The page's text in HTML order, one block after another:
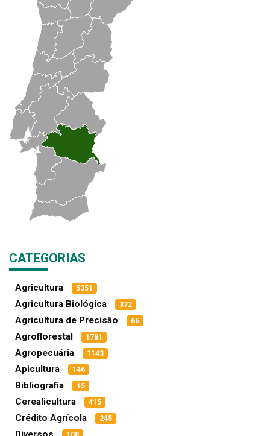
CATEGORIAS
Agricultura 5351
Agricultura Biológica 372
Agricultura de Precisão 66
Agroflorestal 1781
Agropecuária 1143
Apicultura 146
Bibliografia 15
Cerealicultura 415
Crédito Agrícola 245